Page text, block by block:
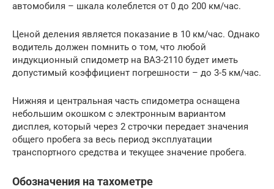
автомобиля – шкала колеблется от 0 до 200 км/час.
Ценой деления является показание в 10 км/час. Однако
водитель должен помнить о том, что любой
индукционный спидометр на ВАЗ-2110 будет иметь
допустимый коэффициент погрешности – до 3-5 км/час.
Нижняя и центральная часть спидометра оснащена
небольшим окошком с электронным вариантом
дисплея, который через 2 строчки передает значения
общего пробега за весь период эксплуатации
транспортного средства и текущее значение пробега.
Обозначения на тахометре